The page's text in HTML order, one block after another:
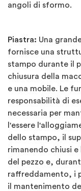
angoli di sformo.
Piastra: Una
fornisce una
stampo durante il
chiusura della
e una mobile. Le
responsabilità di
necessaria per
l'essere
dello stampo, il
rimanendo chiusi
del pezzo e,
raffreddamento, i
il mantenimento